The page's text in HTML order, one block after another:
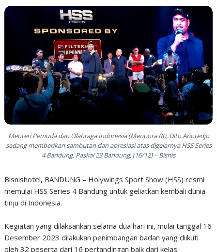
Menteri Pemuda dan Olahraga Indonesia (Menpora RI), Dito Ariotedjo
sedang memberikan sambutan dan apresiasi atas digelarnya HSS Series
4 Bandung, Paskal 23 Bandung, (16/12) – Bisnis
Bisnishotel, BANDUNG – Holywings Sport Show (HSS) resmi
memulai HSS Series 4 Bandung untuk geliatkan kembali dunia
tinju di Indonesia.
Kegiatan yang dilaksankan selama dua hari ini, mulai tanggal 16
Desember 2023 dilakukan penimbangan badan yang diikuti
oleh 32 peserta dari 16 pertandingan baik dari kelas